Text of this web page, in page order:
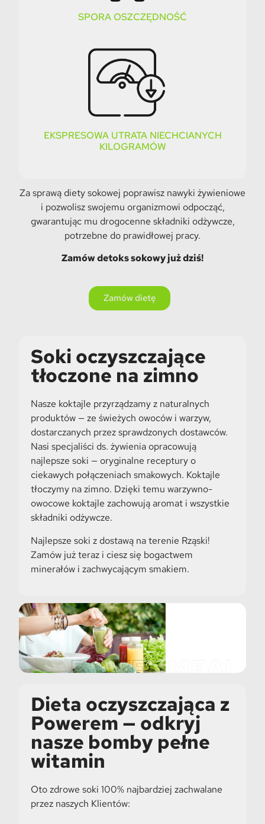
SPORA OSZCZĘDNOŚĆ
EKSPRESOWA UTRATA NIECHCIANYCH
KILOGRAMÓW
Za sprawą diety sokowej poprawisz nawyki żywieniowe
i pozwolisz swojemu organizmowi odpocząć,
gwarantując mu drogocenne składniki odżywcze,
potrzebne do prawidłowej pracy.
Zamów detoks sokowy już dziś!
Zamów dietę
Soki oczyszczające
tłoczone na zimno
Nasze koktajle przyrządzamy z naturalnych
produktów — ze świeżych owoców i warzyw,
dostarczanych przez sprawdzonych dostawców.
Nasi specjaliści ds. żywienia opracowują
najlepsze soki — oryginalne receptury o
ciekawych połączeniach smakowych. Koktajle
tłoczymy na zimno. Dzięki temu warzywno-
owocowe koktajle zachowują aromat i wszystkie
składniki odżywcze.
Najlepsze soki z dostawą na terenie Rząski!
Zamów już teraz i ciesz się bogactwem
minerałów i zachwycającym smakiem.
Dieta oczyszczająca z
Powerem — odkryj
nasze bomby pełne
witamin
Oto zdrowe soki 100% najbardziej zachwalane
przez naszych Klientów: